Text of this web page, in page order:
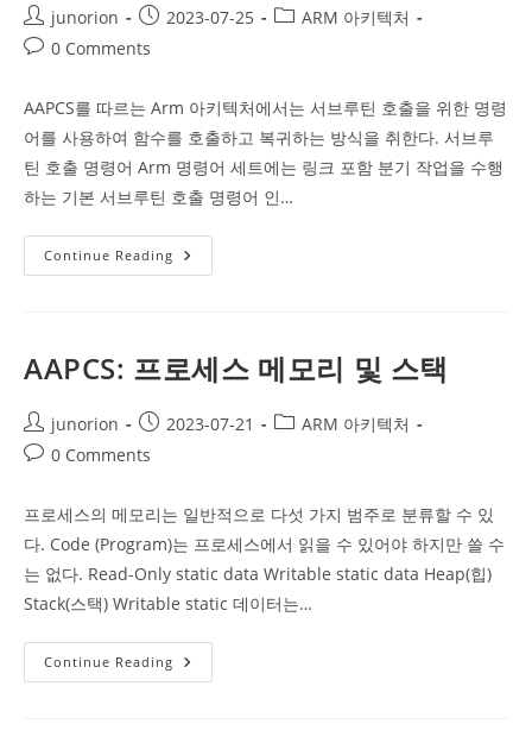
Post
author:
junorion
Post
published:
2023-07-25
PostARM 아키텍처
Post0 Comments
AAPCS를 따르는 Arm 아키텍처에서는 서브루틴 호출을 위한 명령
어를 사용하여 함수를 호출하고 복귀하는 방식을 취한다. 서브루
틴 호출 명령어 Arm 명령어 세트에는 링크 포함 분기 작업을 수행
하는 기본 서브루틴 호출 명령어 인…
Continue Reading AAPCS:
Subroutine
틴
호
출)
AAPCS: 프로세스 메모리 및 스택
Post
author:
junorion
Post
published:
2023-07-21
PostARM 아키텍처
Post0 Comments
프로세스의 메모리는 일반적으로 다섯 가지 범주로 분류할 수 있
다. Code (Program)는 프로세스에서 읽을 수 있어야 하지만 쓸 수
는 없다. Read-Only static data Writable static data Heap(힙)
Stack(스택) Writable static 데이터는…
Continue Reading AAPCS:
프